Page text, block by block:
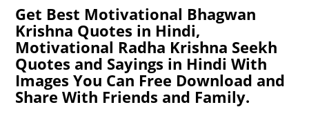
Get Best Motivational Bhagwan
Krishna Quotes in Hindi,
Motivational Radha Krishna Seekh
Quotes and Sayings in Hindi With
Images You Can Free Download and
Share With Friends and Family.